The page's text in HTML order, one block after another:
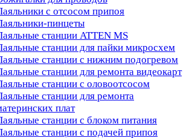
с отсосом припоя
пинцеты
станции ATTEN MS
станции для пайки микросхем
станции с нижним подогревом
станции для ремонта видеокарт
станции с оловоотсосом
станции для ремонта
плат
станции с блоком питания
станции с подачей припоя